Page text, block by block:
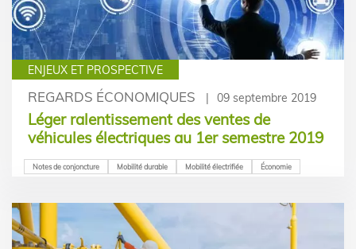
ENJEUX ET PROSPECTIVE
REGARDS ÉCONOMIQUES 09 septembre 2019
Léger ralentissement des ventes de
véhicules électriques au 1er semestre 2019
Notes de conjoncture Mobilité durable Mobilité électrifiée Économie